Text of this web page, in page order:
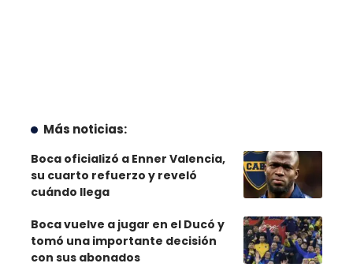
Más noticias:
Boca oficializó a Enner Valencia,
su cuarto refuerzo y reveló
cuándo llega
Boca vuelve a jugar en el Ducó y
tomó una importante decisión
con sus abonados